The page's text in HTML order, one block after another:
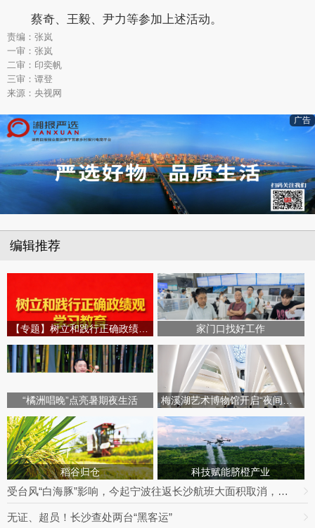
蔡奇、王毅、尹力等参加上述活动。
责编：张岚
一审：张岚
二审：印奕帆
三审：谭登
来源：央视网
广告
编辑推荐
家门口找好工作
“橘洲唱晚”点亮暑期夜生活 梅溪湖艺术博物馆开启“夜间模式”
稻谷归仓 科技赋能脐橙产业
受台风“白海豚”影响，今起宁波往返长沙航班大面积取消，明日19趟次全部停飞｜出行早知道
无证、超员！长沙查处两台“黑客运”